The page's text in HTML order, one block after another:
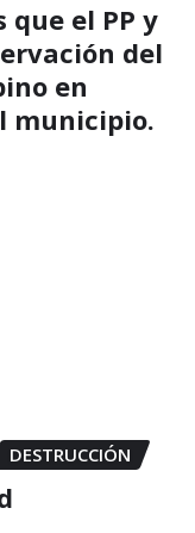
que el PP y
del
en
municipio.
DESTRUCCIÓN